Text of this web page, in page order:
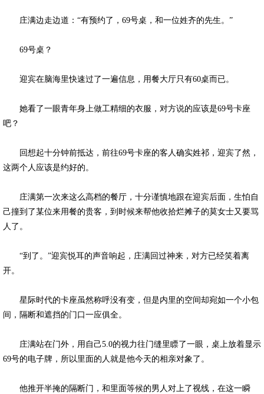
庄满边走边道：“有预约了，69号桌，和一位姓齐的先生。”
69号桌？
迎宾在脑海里快速过了一遍信息，用餐大厅只有60桌而已。
她看了一眼青年身上做工精细的衣服，对方说的应该是69号卡座
吧？
回想起十分钟前抵达，前往69号卡座的客人确实姓祁，迎宾了然，
这两个人应该是约好的。
庄满第一次来这么高档的餐厅，十分谨慎地跟在迎宾后面，生怕自
己撞到了某位来用餐的贵客，到时候来帮他收拾烂摊子的莫女士又要骂
人了。
“到了。”迎宾悦耳的声音响起，庄满回过神来，对方已经笑着离
开。
星际时代的卡座虽然称呼没有变，但是内里的空间却宛如一个小包
间，隔断和遮挡的门口一应俱全。
庄满站在门外，用自己5.0的视力往门缝里瞟了一眼，桌上放着显示
69号的电子牌，所以里面的人就是他今天的相亲对象了。
他推开半掩的隔断门，和里面等候的男人对上了视线，在这一瞬